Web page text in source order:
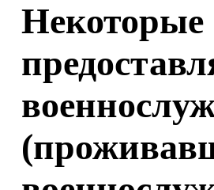
Некоторые